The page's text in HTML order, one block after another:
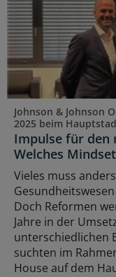
Johnson & Johnson
2025 beim
Impulse für den
Welches
Vieles muss
Doch Reformen
Jahre in der
unterschiedlichen
suchten im
House auf dem